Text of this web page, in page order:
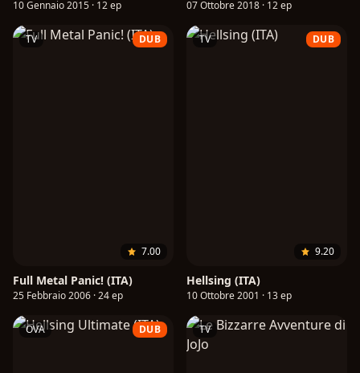
10 Gennaio 2015 · 12 ep 07 Ottobre 2018 · 12 ep
TV DUB
7.00
Full Metal Panic! (ITA)
25 Febbraio 2006 · 24 ep
TV DUB
9.20
Hellsing (ITA)
10 Ottobre 2001 · 13 ep
OVA DUB TV